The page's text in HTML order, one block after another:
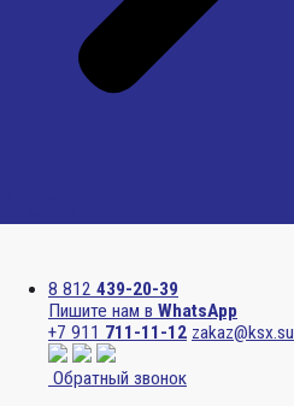
8 812 439-20-39
Пишите нам в WhatsApp
+7 911 711-11-12 zakaz@ksx.su
Обратный звонок